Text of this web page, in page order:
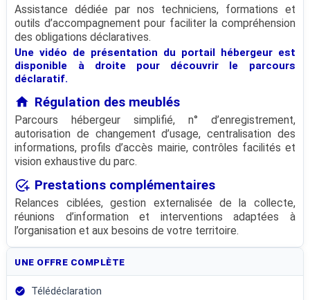
Assistance dédiée par nos techniciens, formations et
outils d’accompagnement pour faciliter la compréhension
des obligations déclaratives.
Une vidéo de présentation du portail hébergeur est
disponible à droite pour découvrir le parcours
déclaratif.
home Régulation des meublés
Parcours hébergeur simplifié, n° d’enregistrement,
autorisation de changement d’usage, centralisation des
informations, profils d’accès mairie, contrôles facilités et
vision exhaustive du parc.
add_task Prestations complémentaires
Relances ciblées, gestion externalisée de la collecte,
réunions d’information et interventions adaptées à
l’organisation et aux besoins de votre territoire.
UNE OFFRE COMPLÈTE
check_circle Télédéclaration